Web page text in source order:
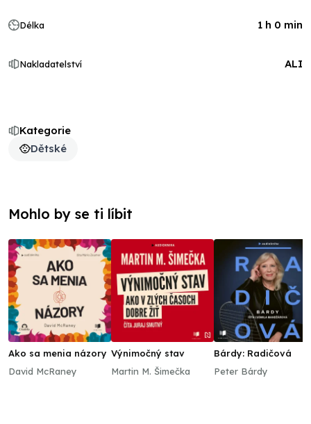
Kategorie
Dětské
Délka 1 h 0 min
Nakladatelství ALI
Mohlo by se ti líbit
Ako sa menia názory
David McRaney
Výnimočný stav
Martin M. Šimečka
Bárdy: Radičová
Peter Bárdy